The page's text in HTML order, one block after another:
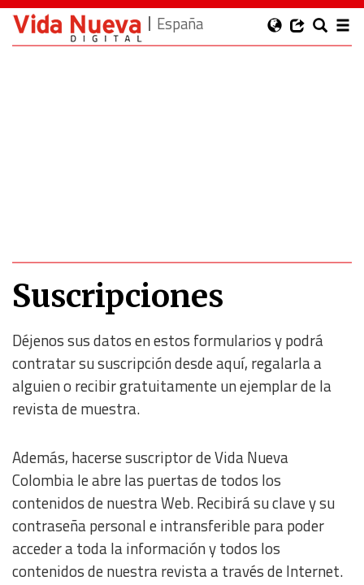
España
Suscripciones
Déjenos sus datos en estos formularios y podrá
contratar su suscripción desde aquí, regalarla a
alguien o recibir gratuitamente un ejemplar de la
revista de muestra.
Además, hacerse suscriptor de Vida Nueva
Colombia le abre las puertas de todos los
contenidos de nuestra Web. Recibirá su clave y su
contraseña personal e intransferible para poder
acceder a toda la información y todos los
contenidos de nuestra revista a través de Internet.